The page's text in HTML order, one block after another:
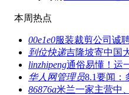
本周热点
00e1e0服装裁剪公司诚
到位快递吉隆坡寄中国
linzhipeng通俗易懂！运
华人网管理员8.1要闻：
86876a米兰一家主营中